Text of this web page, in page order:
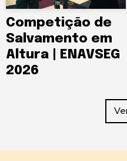
Competição de
Salvamento em
Altura | ENAVSEG
2026